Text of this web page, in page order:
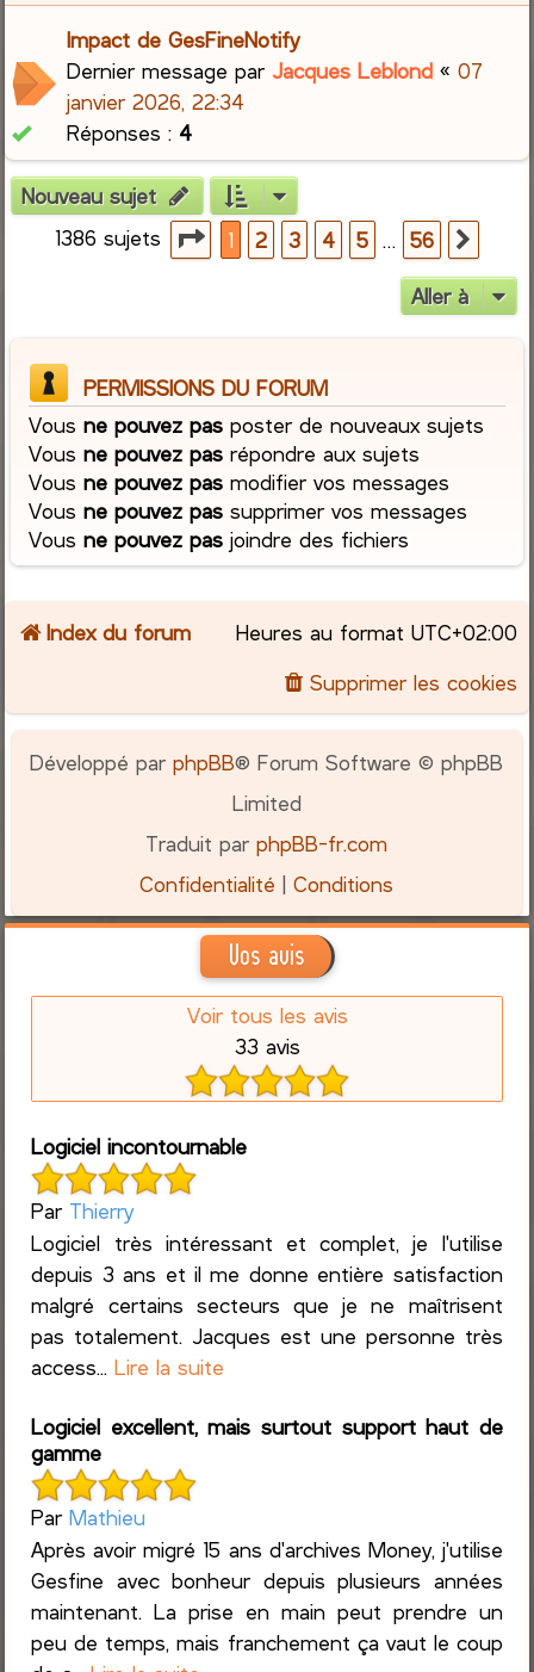
Impact de GesFineNotify
Dernier message parJacques Leblond «07
janvier 2026, 22:34
Réponses : 4
Nouveau sujet
1386 sujets
Page1sur 56
1 2 3 4 5 … 56
Aller à
PERMISSIONS DU FORUM
Vousne pouvez pas poster de nouveaux sujets
Vousne pouvez pas répondre aux sujets
Vousne pouvez pas modifier vos messages
Vousne pouvez pas supprimer vos messages
Vousne pouvez pas joindre des fichiers
Index du forum Heures au format UTC+02:00
Supprimer les cookies
Développé parphpBB® Forum Software © phpBB
Limited
Traduit parphpBB-fr.com
Confidentialité |Conditions
Vos avis
Voir tous les avis
33 avis
Logiciel incontournable
Par Thierry
Logiciel très intéressant et complet, je l'utilise
depuis 3 ans et il me donne entière satisfaction
malgré certains secteurs que je ne maîtrisent
pas totalement. Jacques est une personne très
access...Lire la suite
Logiciel excellent, mais surtout support haut de
gamme
ParMathieu
Après avoir migré 15 ans d'archives Money, j'utilise
Gesfine avec bonheur depuis plusieurs années
maintenant. La prise en main peut prendre un
peu de temps, mais franchement ça vaut le coup